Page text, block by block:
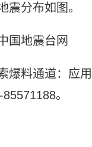
震分布如图。
国地震台网
爆料通道：应
。